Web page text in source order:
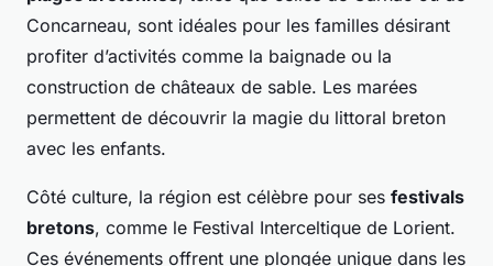
Concarneau, sont idéales pour les familles désirant
profiter d’activités comme la baignade ou la
construction de châteaux de sable. Les marées
permettent de découvrir la magie du littoral breton
avec les enfants.
Côté culture, la région est célèbre pour ses festivals
bretons, comme le Festival Interceltique de Lorient.
Ces événements offrent une plongée unique dans les